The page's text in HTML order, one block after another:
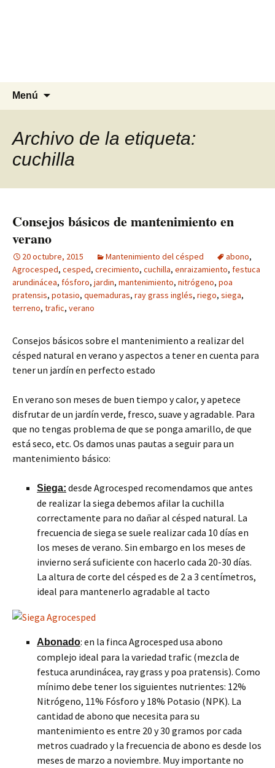
Menú
Archivo de la etiqueta:
cuchilla
Consejos básicos de mantenimiento en
verano
20 octubre, 2015 Mantenimiento del césped abono,
Agrocesped, cesped, crecimiento, cuchilla, enraizamiento, festuca
arundinácea, fósforo, jardin, mantenimiento, nitrógeno, poa
pratensis, potasio, quemaduras, ray grass inglés, riego, siega,
terreno, trafic, verano
Consejos básicos sobre el mantenimiento a realizar del
césped natural en verano y aspectos a tener en cuenta para
tener un jardín en perfecto estado
En verano son meses de buen tiempo y calor, y apetece
disfrutar de un jardín verde, fresco, suave y agradable. Para
que no tengas problema de que se ponga amarillo, de que
está seco, etc. Os damos unas pautas a seguir para un
mantenimiento básico:
Siega: desde Agrocesped recomendamos que antes
de realizar la siega debemos afilar la cuchilla
correctamente para no dañar al césped natural. La
frecuencia de siega se suele realizar cada 10 días en
los meses de verano. Sin embargo en los meses de
invierno será suficiente con hacerlo cada 20-30 días.
La altura de corte del césped es de 2 a 3 centímetros,
ideal para mantenerlo agradable al tacto
Abonado: en la finca Agrocesped usa abono
complejo ideal para la variedad trafic (mezcla de
festuca arundinácea, ray grass y poa pratensis). Como
mínimo debe tener los siguientes nutrientes: 12%
Nitrógeno, 11% Fósforo y 18% Potasio (NPK). La
cantidad de abono que necesita para su
mantenimiento es entre 20 y 30 gramos por cada
metros cuadrado y la frecuencia de abono es desde los
meses de marzo a noviembre. Muy importante no